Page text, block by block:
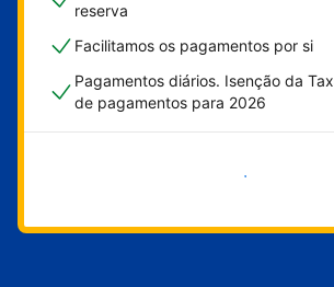
reserva
Facilitamos os pagamentos por si
Pagamentos diários. Isenção da
de pagamentos para 2026
Comece já